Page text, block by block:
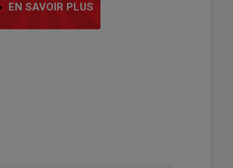
EN SAVOIR PLUS